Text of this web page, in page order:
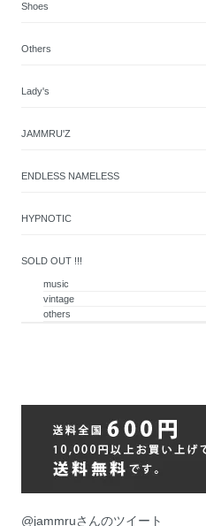
Shoes
Others
Lady's
JAMMRU'Z
ENDLESS NAMELESS
HYPNOTIC
SOLD OUT !!!
music
vintage
others
@jammruさんのツイート